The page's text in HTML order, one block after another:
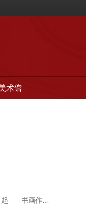
术馆